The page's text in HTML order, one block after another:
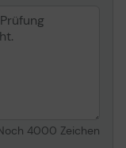
4000 Zeichen